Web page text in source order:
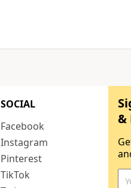
SOCIAL
Facebook
Instagram
Pinterest
TikTok
&